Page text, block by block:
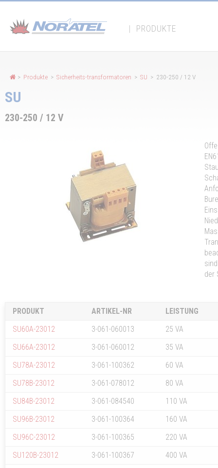
| PRODUKTE
> Produkte > Sicherheits-transformatoren > SU > 230-250 / 12 V
SU
230-250 / 12 V
der
PRODUKT ARTIKEL-NR
LEISTUNG
SU60A-23012
3-061-060013
25 VA
SU66A-23012
3-061-060012
35 VA
SU78A-23012
3-061-100362
60 VA
SU78B-23012
3-061-078012
80 VA
SU84B-23012
3-061-084540
110 VA
SU96B-23012
3-061-100364
160 VA
SU96C-23012
3-061-100365
220 VA
SU120B-23012
3-061-100367
400 VA
Cookie-Einstellungen